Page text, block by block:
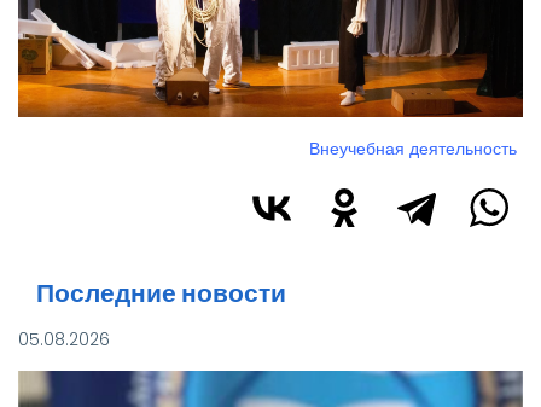
Внеучебная деятельность
Последние новости
05.08.2026